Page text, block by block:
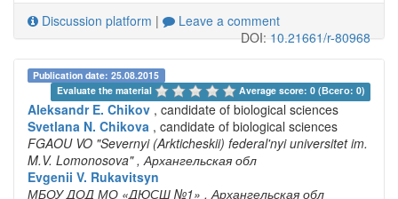
Discussion platform |
Leave a comment
DOI:10.21661/r-80968
Publication date: 25.08.2015
Evaluate the material
Average score: 0 (Всего: 0)
Aleksandr E. Chikov , candidate of biological sciences
Svetlana N. Chikova , candidate of biological sciences
FGAOU VO "Severnyi (Arkticheskii) federal'nyi universitet im.
M.V. Lomonosova" , Архангельская обл
Evgenii V. Rukavitsyn
МБОУ ДОД МО «ДЮСШ №1» , Архангельская обл